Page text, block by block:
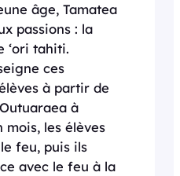
âge, Tamatea
passions : la
‘ori tahiti.
ces
à partir de
à
mois, les élèves
feu, puis ils
avec le feu à la